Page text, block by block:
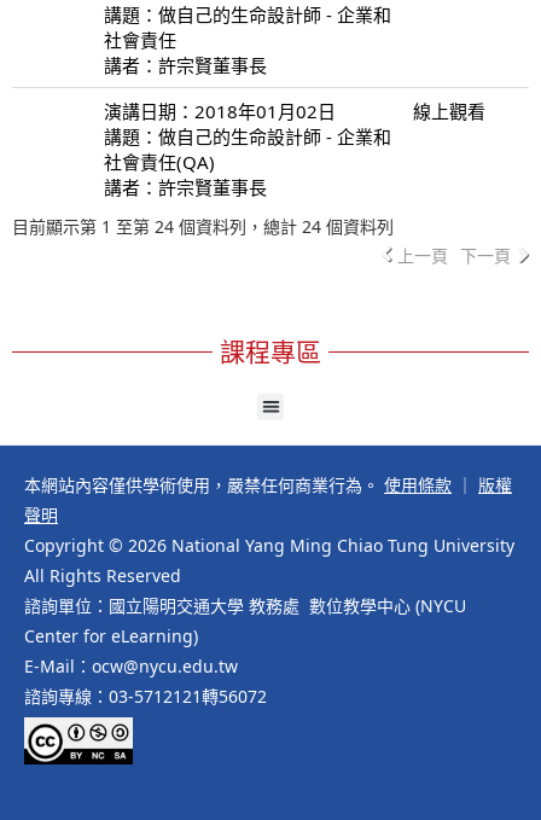
講題：做自己的生命設計師 - 企業和
社會責任
講者：許宗賢董事長
演講日期：2018年01月02日
講題：做自己的生命設計師 - 企業和
社會責任(QA)
講者：許宗賢董事長
線上觀看
目前顯示第 1 至第 24 個資料列，總計 24 個資料列
上一頁 下一頁
課程專區
本網站內容僅供學術使用，嚴禁任何商業行為。 使用條款
版權
聲明
Copyright © 2026 National Yang Ming Chiao Tung University
All Rights Reserved
諮詢單位：國立陽明交通大學 教務處 數位教學中心 (NYCU
Center for eLearning)
E-Mail：ocw@nycu.edu.tw
諮詢專線：03-5712121轉56072